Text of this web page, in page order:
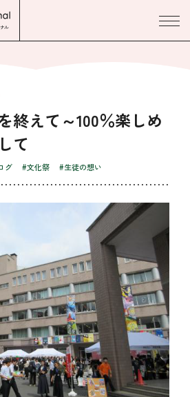
終えて～100％楽しめ
て
グ #文化祭 #生徒の想い